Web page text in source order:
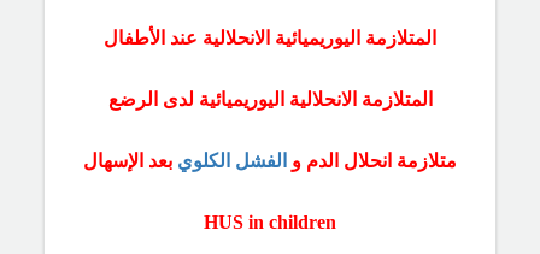
المتلازمة اليوريميائية الانحلالية عند الأطفال
المتلازمة الانحلالية اليوريميائية لدى الرضع
متلازمة انحلال الدم و الفشل الكلوي بعد الإسهال
HUS in children